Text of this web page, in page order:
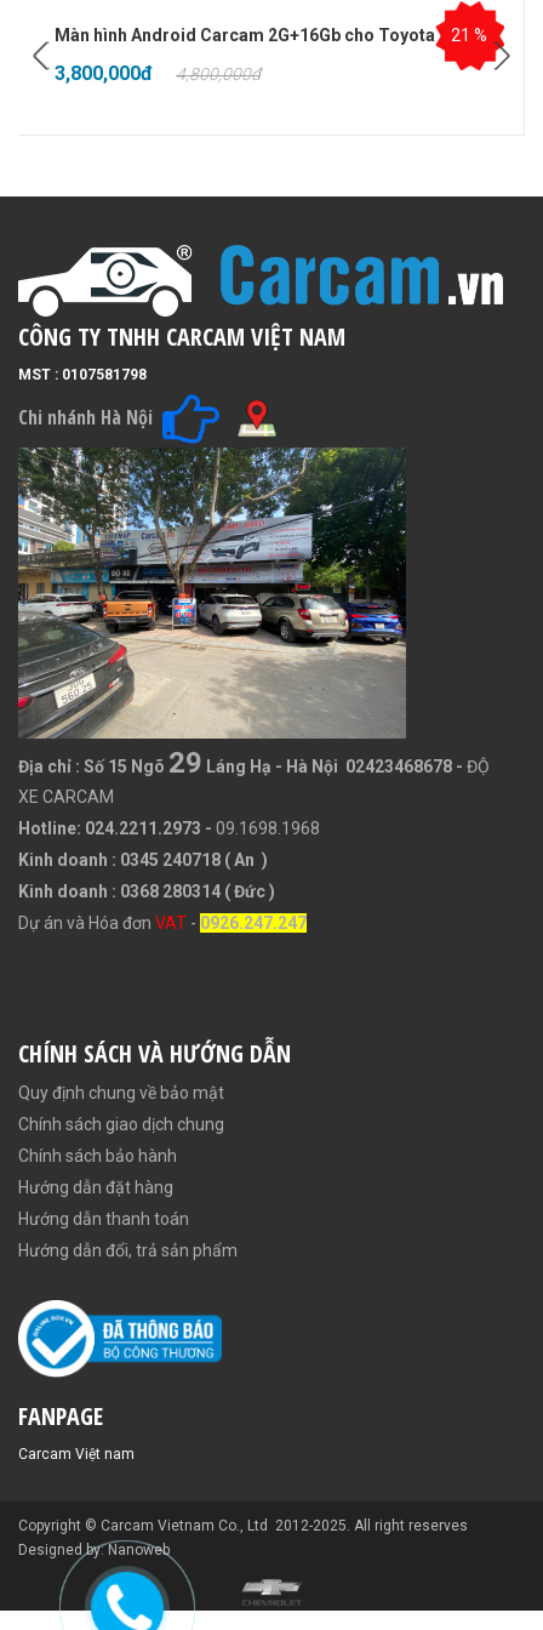
21 %
Màn hình Android Carcam 2G+16Gb cho Toyota Hilux
3,800,000đ 4,800,000đ
CÔNG TY TNHH CARCAM VIỆT NAM
MST : 0107581798
Chi nhánh Hà Nội
Địa chỉ : Số 15 Ngõ 29 Láng Hạ - Hà Nội 02423468678 - ĐỘ
XE CARCAM
Hotline: 024.2211.2973 - 09.1698.1968
Kinh doanh : 0345 240718 ( An )
Kinh doanh : 0368 280314 ( Đức )
Dự án và Hóa đơn VAT - 0926.247.247
CHÍNH SÁCH VÀ HƯỚNG DẪN
Quy định chung về bảo mật
Chính sách giao dịch chung
Chính sách bảo hành
Hướng dẫn đặt hàng
Hướng dẫn thanh toán
Hướng dẫn đổi, trả sản phẩm
FANPAGE
Carcam Việt nam
Copyright © Carcam Vietnam Co., Ltd 2012-2025. All right reserves
Designed by: Nanoweb